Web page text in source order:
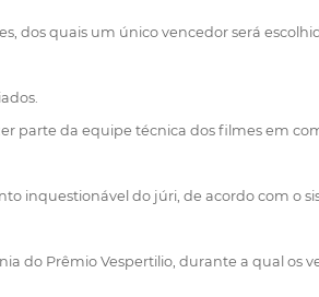
dos quais um único vencedor será
parte da equipe técnica dos filmes em
inquestionável do júri, de acordo com o
do Prêmio Vespertilio, durante a qual